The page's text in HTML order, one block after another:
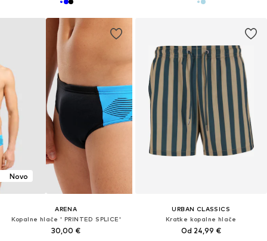
Novo
ARENA
Kopalne hlače ' PRINTED SPLICE'
30,00 €
URBAN CLASSICS
Kratke kopalne hlače
Od 24,99 €